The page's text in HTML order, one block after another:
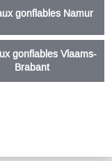
gonflables Namur
gonflables Vlaams-
Brabant